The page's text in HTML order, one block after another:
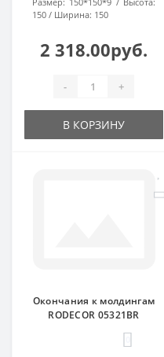
150
Ширина: 150
2 318.00руб.
- +
В КОРЗИНУ
Окончания к молдингам
RODECOR 05321BR